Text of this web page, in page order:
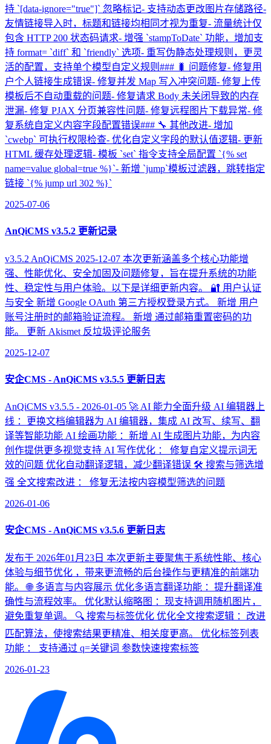
持 `[data-ignore="true"]` 忽略标记- 支持动态更改图片存储路径-
友情链接导入时，标题和链接均相同才视为重复- 流量统计仅
包含 HTTP 200 状态码请求- 增强 `stampToDate` 功能，增加支
持 format= `diff` 和 `friendly` 选项- 重写伪静态处理规则，更灵
活的配置，支持单个模型自定义规则### 🐛 问题修复- 修复用
户个人链接生成错误- 修复并发 Map 写入冲突问题- 修复上传
模板后不自动重载的问题- 修复请求 Body 未关闭导致的内存
泄漏- 修复 PJAX 分页兼容性问题- 修复远程图片下载异常- 修
复系统自定义内容字段配置错误### 🔧 其他改进- 增加
`cwebp` 可执行权限检查- 优化自定义字段的默认值逻辑- 更新
HTML 缓存处理逻辑- 模板 `set` 指令支持全局配置 `{% set
name=value global=true %}`- 新增 `jump`模板过滤器，跳转指定
链接 `{% jump url 302 %}`
2025-07-06
AnQiCMS v3.5.2 更新记录
v3.5.2 AnQiCMS 2025-12-07 本次更新涵盖多个核心功能增
强、性能优化、安全加固及问题修复，旨在提升系统的功能
性、稳定性与用户体验。以下是详细更新内容。 🔐 用户认证
与安全 新增 Google OAuth 第三方授权登录方式。 新增 用户
账号注册时的邮箱验证流程。 新增 通过邮箱重置密码的功
能。 更新 Akismet 反垃圾评论服务
2025-12-07
安企CMS - AnQiCMS v3.5.5 更新日志
AnQiCMS v3.5.5 - 2026-01-05 🚀 AI 能力全面升级 AI 编辑器上
线 ：更换文档编辑器为 AI 编辑器，集成 AI 改写、续写、翻
译等智能功能 AI 绘画功能 ：新增 AI 生成图片功能，为内容
创作提供更多视觉支持 AI 写作优化 ： 修复自定义提示词无
效的问题 优化自动翻译逻辑，减少翻译错误 🛠️ 搜索与筛选增
强 全文搜索改进 ： 修复无法按内容模型筛选的问题
2026-01-06
安企CMS - AnQiCMS v3.5.6 更新日志
发布于 2026年01月23日 本次更新主要聚焦于系统性能、核心
体验与细节优化 ，带来更流畅的后台操作与更精准的前端功
能。 🌐 多语言与内容展示 优化多语言翻译功能 ：提升翻译准
确性与流程效率。 优化默认缩略图 ：现支持调用随机图片，
避免重复单调。 🔍 搜索与标签优化 优化全文搜索逻辑 ：改进
匹配算法，使搜索结果更精准、相关度更高。 优化标签列表
功能 ： 支持通过 q=关键词 参数快速搜索标签
2026-01-23